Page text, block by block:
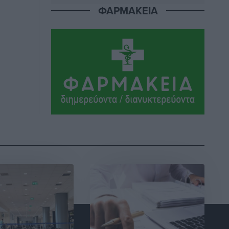
Οι χειροπέδες στην Πάρο έδεσαν τα
χέρια όλης της Αυτοδιοίκησης
πριν 1 ώρα
στη Μεγίστη, από τη Λέσχη Lions
Καστελλορίζου
Ρεπορτάζ
Άδωνις Γεωργιάδης
Η φωτιά είναι στην Πάρο αλλά ο
καπνός φτάνει στη Ρόδο
Δημο-Κρίσεις πριν 1 ώρα
ΦΑΡΜΑΚΕΙΑ